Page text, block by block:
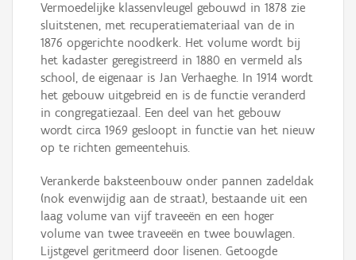
Vermoedelijke klassenvleugel gebouwd in 1878 zie
sluitstenen, met recuperatiemateriaal van de in
1876 opgerichte noodkerk. Het volume wordt bij
het kadaster geregistreerd in 1880 en vermeld als
school, de eigenaar is Jan Verhaeghe. In 1914 wordt
het gebouw uitgebreid en is de functie veranderd
in congregatiezaal. Een deel van het gebouw
wordt circa 1969 gesloopt in functie van het nieuw
op te richten gemeentehuis.
Verankerde baksteenbouw onder pannen zadeldak
(nok evenwijdig aan de straat), bestaande uit een
laag volume van vijf traveeën en een hoger
volume van twee traveeën en twee bouwlagen.
Lijstgevel geritmeerd door lisenen. Getoogde